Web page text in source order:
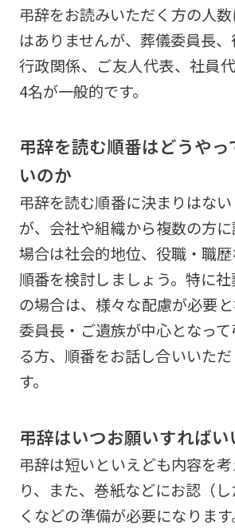
弔辞をお読みいただく方の人
はありませんが、葬儀委員長、
行政関係、ご友人代表、社員
4名が一般的です。
弔辞を読む順番はどうや
いのか
弔辞を読む順番に決まりはな
が、会社や組織から複数の方
場合は社会的地位、役職・職
順番を検討しましょう。特に
の場合は、様々な配慮が必要
委員長・ご遺族が中心となっ
る方、順番をお話し合いいた
す。
弔辞はいつお願いすればい
弔辞は短いといえども内容を
り、また、巻紙などにお認（
くなどの準備が必要になりま